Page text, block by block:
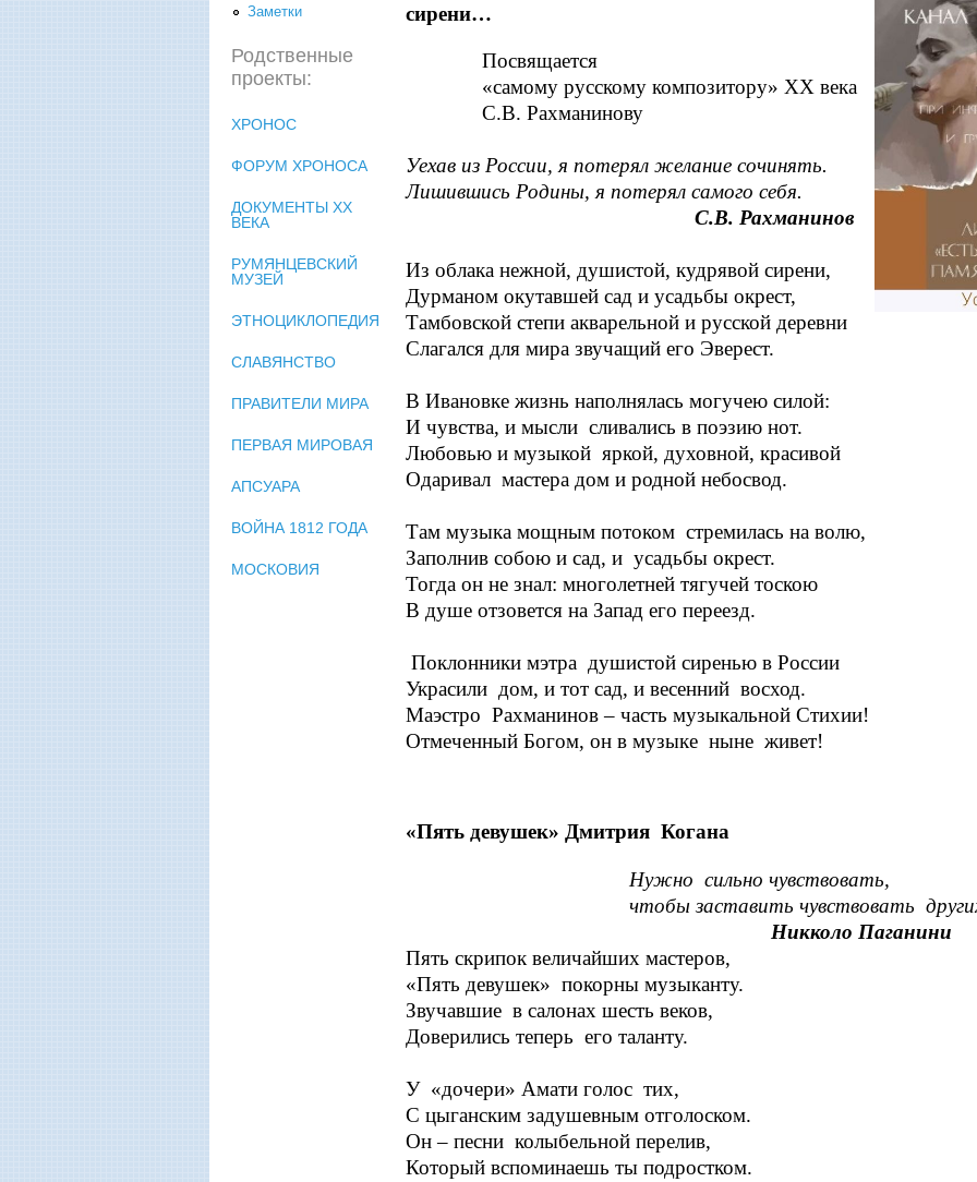
сирени…
Посвящается
«самому русскому композитору» ХХ века
С.В. Рахманинову
Уехав из России, я потерял желание сочинять.
Лишившись Родины, я потерял самого себя.
С.В. Рахманинов
Из облака нежной, душистой, кудрявой сирени,
Дурманом окутавшей сад и усадьбы окрест,
Тамбовской степи акварельной и русской деревни
Слагался для мира звучащий его Эверест.
В Ивановке жизнь наполнялась могучею силой:
И чувства, и мысли сливались в поэзию нот.
Любовью и музыкой яркой, духовной, красивой
Одаривал мастера дом и родной небосвод.
Там музыка мощным потоком стремилась на волю,
Заполнив собою и сад, и усадьбы окрест.
Тогда он не знал: многолетней тягучей тоскою
В душе отзовется на Запад его переезд.
Поклонники мэтра душистой сиренью в России
Украсили дом, и тот сад, и весенний восход.
Маэстро Рахманинов – часть музыкальной Стихии!
Отмеченный Богом, он в музыке ныне живет!
«Пять девушек» Дмитрия Когана
Нужно сильно чувствовать,
чтобы заставить чувствовать
Никколо Паганини
Пять скрипок величайших мастеров,
«Пять девушек» покорны музыканту.
Звучавшие в салонах шесть веков,
Доверились теперь его таланту.
У «дочери» Амати голос тих,
С цыганским задушевным отголоском.
Он – песни колыбельной перелив,
Который вспоминаешь ты подростком.
Заметки
Родственные
проекты:
ХРОНОС
ФОРУМ ХРОНОСА
ДОКУМЕНТЫ XX
ВЕКА
РУМЯНЦЕВСКИЙ
МУЗЕЙ
ЭТНОЦИКЛОПЕДИЯ
СЛАВЯНСТВО
ПРАВИТЕЛИ МИРА
ПЕРВАЯ МИРОВАЯ
АПСУАРА
ВОЙНА 1812 ГОДА
МОСКОВИЯ